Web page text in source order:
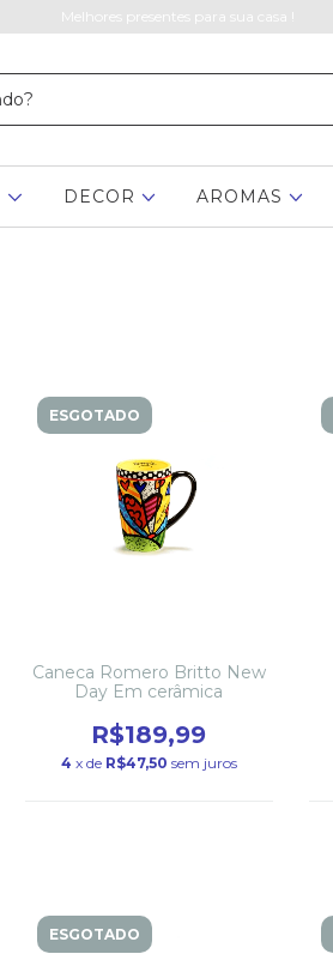
Melhores presentes para sua casa !
DECOR AROMAS
ESGOTADO
Caneca Romero Britto New
Day Em cerâmica
R$189,99
4 x de R$47,50 sem juros
ESGOTADO